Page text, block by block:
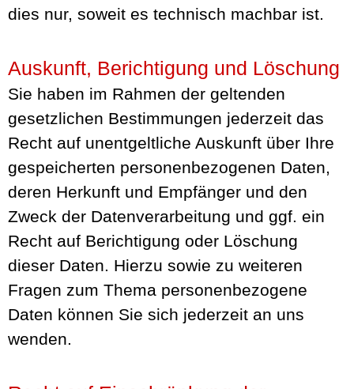
dies nur, soweit es technisch machbar ist.
Auskunft, Berichtigung und Löschung
Sie haben im Rahmen der geltenden
gesetzlichen Bestimmungen jederzeit das
Recht auf unentgeltliche Auskunft über Ihre
gespeicherten personenbezogenen Daten,
deren Herkunft und Empfänger und den
Zweck der Datenverarbeitung und ggf. ein
Recht auf Berichtigung oder Löschung
dieser Daten. Hierzu sowie zu weiteren
Fragen zum Thema personenbezogene
Daten können Sie sich jederzeit an uns
wenden.